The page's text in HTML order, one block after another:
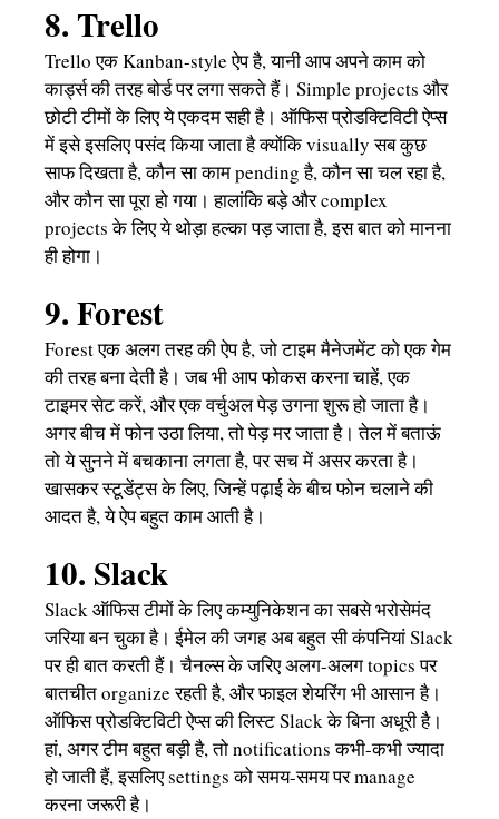
8. Trello
Trello एक Kanban-style ऐप है, यानी आप अपने काम को
कार्ड्स की तरह बोर्ड पर लगा सकते हैं। Simple projects और
छोटी टीमों के लिए ये एकदम सही है। ऑफिस प्रोडक्टिविटी ऐप्स
में इसे इसलिए पसंद किया जाता है क्योंकि visually सब कुछ
साफ दिखता है, कौन सा काम pending है, कौन सा चल रहा है,
और कौन सा पूरा हो गया। हालांकि बड़े और complex
projects के लिए ये थोड़ा हल्का पड़ जाता है, इस बात को मानना
ही होगा।
9. Forest
Forest एक अलग तरह की ऐप है, जो टाइम मैनेजमेंट को एक गेम
की तरह बना देती है। जब भी आप फोकस करना चाहें, एक
टाइमर सेट करें, और एक वर्चुअल पेड़ उगना शुरू हो जाता है।
अगर बीच में फोन उठा लिया, तो पेड़ मर जाता है। तेल में बताऊं
तो ये सुनने में बचकाना लगता है, पर सच में असर करता है।
खासकर स्टूडेंट्स के लिए, जिन्हें पढ़ाई के बीच फोन चलाने की
आदत है, ये ऐप बहुत काम आती है।
10. Slack
Slack ऑफिस टीमों के लिए कम्युनिकेशन का सबसे भरोसेमंद
जरिया बन चुका है। ईमेल की जगह अब बहुत सी कंपनियां Slack
पर ही बात करती हैं। चैनल्स के जरिए अलग-अलग topics पर
बातचीत organize रहती है, और फाइल शेयरिंग भी आसान है।
ऑफिस प्रोडक्टिविटी ऐप्स की लिस्ट Slack के बिना अधूरी है।
हां, अगर टीम बहुत बड़ी है, तो notifications कभी-कभी ज्यादा
हो जाती हैं, इसलिए settings को समय-समय पर manage
करना जरूरी है।